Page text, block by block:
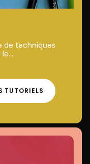
de techniques
TUTORIELS